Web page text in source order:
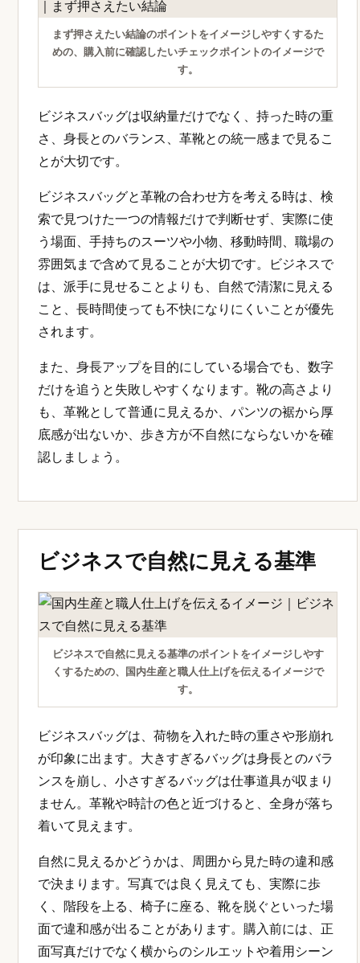
まず押さえたい結論のポイントをイメージしやすくするた
めの、購入前に確認したいチェックポイントのイメージで
す。
ビジネスバッグは収納量だけでなく、持った時の重
さ、身長とのバランス、革靴との統一感まで見るこ
とが大切です。
ビジネスバッグと革靴の合わせ方を考える時は、検
索で見つけた一つの情報だけで判断せず、実際に使
う場面、手持ちのスーツや小物、移動時間、職場の
雰囲気まで含めて見ることが大切です。ビジネスで
は、派手に見せることよりも、自然で清潔に見える
こと、長時間使っても不快になりにくいことが優先
されます。
また、身長アップを目的にしている場合でも、数字
だけを追うと失敗しやすくなります。靴の高さより
も、革靴として普通に見えるか、パンツの裾から厚
底感が出ないか、歩き方が不自然にならないかを確
認しましょう。
ビジネスで自然に見える基準
ビジネスで自然に見える基準のポイントをイメージしやす
くするための、国内生産と職人仕上げを伝えるイメージで
す。
ビジネスバッグは、荷物を入れた時の重さや形崩れ
が印象に出ます。大きすぎるバッグは身長とのバラ
ンスを崩し、小さすぎるバッグは仕事道具が収まり
ません。革靴や時計の色と近づけると、全身が落ち
着いて見えます。
自然に見えるかどうかは、周囲から見た時の違和感
で決まります。写真では良く見えても、実際に歩
く、階段を上る、椅子に座る、靴を脱ぐといった場
面で違和感が出ることがあります。購入前には、正
面写真だけでなく横からのシルエットや着用シーン